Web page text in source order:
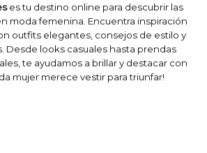
es tu destino online para descubrir las
moda femenina. Encuentra inspiración
outfits elegantes, consejos de estilo y
Desde looks casuales hasta prendas
te ayudamos a brillar y destacar con
mujer merece vestir para triunfar!